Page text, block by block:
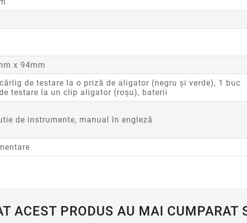
x 94mm
de testare la o priză de aligator (negru și verde), 1 buc
testare la un clip aligator (roșu), baterii
de instrumente, manual în engleză
ACEST PRODUS AU MAI CUMPARAT